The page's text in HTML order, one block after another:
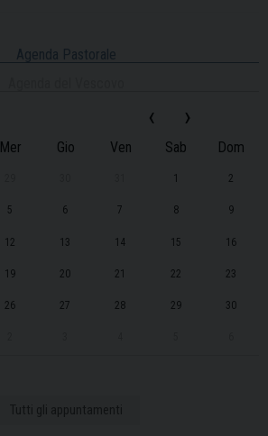
Agenda Pastorale
‹ ›
Mer Gio Ven Sab Dom
1 2
5 6 7 8 9
12 13 14 15 16
19 20 21 22 23
26 27 28 29 30
Tutti gli appuntamenti